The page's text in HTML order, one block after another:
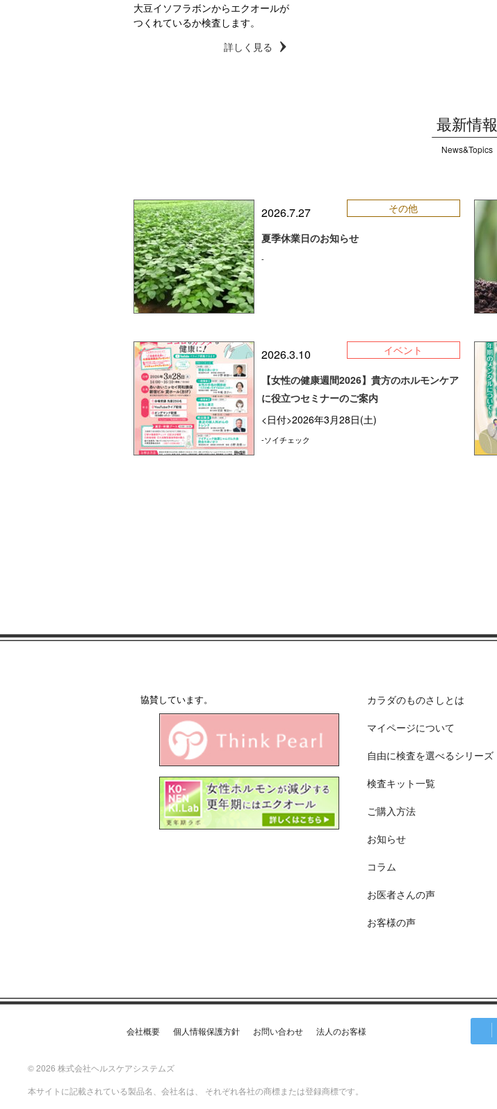
大豆イソフラボンからエクオールが
つくれているか検査します。
詳しく見る
最新情報
News&Topics
2026.7.27 その他
夏季休業日のお知らせ
-
2026.3.10 イベント
【女性の健康週間2026】貴方のホルモンケア
に役立つセミナーのご案内
<日付>2026年3月28日(土)
-ソイチェック
協賛しています。
カラダのものさしとは
マイページについて
自由に検査を選べるシリーズ
検査キット一覧
ご購入方法
お知らせ
コラム
お医者さんの声
お客様の声
会社概要 個人情報保護方針 お問い合わせ 法人のお客様
© 2026 株式会社ヘルスケアシステムズ
本サイトに記載されている製品名、会社名は、 それぞれ各社の商標または登録商標です。